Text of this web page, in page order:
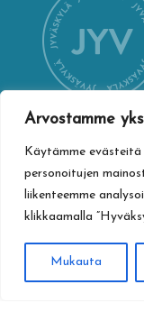
Arvostamme
Käytämme evästeitä
personoitujen
liikenteemme
klikkaamalla
Mukauta
Jyväskylän
Vapaudenkatu
Etsi:
Haku